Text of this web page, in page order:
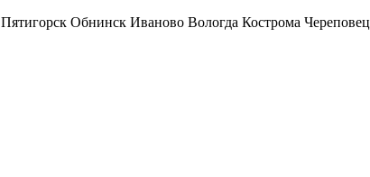
Пятигорск Обнинск Иваново Вологда Кострома Череповец